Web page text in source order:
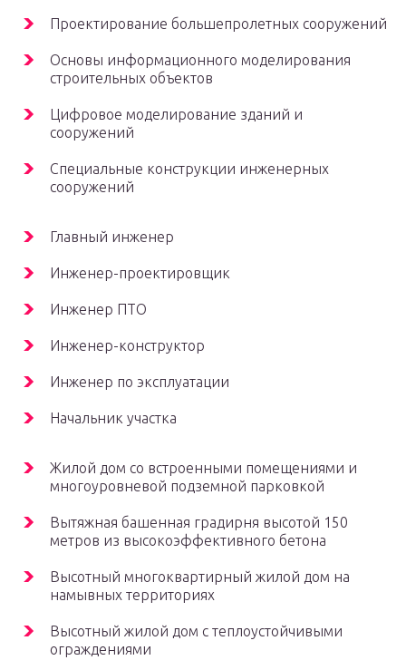
Проектирование большепролетных сооружений
Основы информационного моделирования
строительных объектов
Цифровое моделирование зданий и
сооружений
Специальные конструкции инженерных
сооружений
Главный инженер
Инженер-проектировщик
Инженер ПТО
Инженер-конструктор
Инженер по эксплуатации
Начальник участка
Жилой дом со встроенными помещениями и
многоуровневой подземной парковкой
Вытяжная башенная градирня высотой 150
метров из высокоэффективного бетона
Высотный многоквартирный жилой дом на
намывных территориях
Высотный жилой дом с теплоустойчивыми
ограждениями